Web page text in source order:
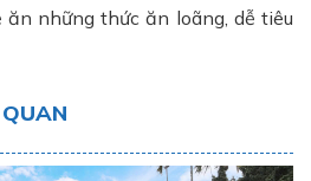
ăn những thức ăn loãng, dễ tiêu